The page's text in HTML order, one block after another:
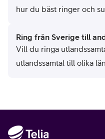
hur du bäst ringer och
Ring från Sverige till
Vill du ringa
utlandssamtal till olika